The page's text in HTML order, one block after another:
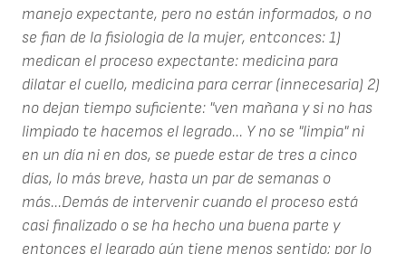
manejo expectante, pero no están informados, o no
se fian de la fisiologia de la mujer, entconces: 1)
medican el proceso expectante: medicina para
dilatar el cuello, medicina para cerrar (innecesaria) 2)
no dejan tiempo suficiente: "ven mañana y si no has
limpiado te hacemos el legrado... Y no se "limpia" ni
en un día ni en dos, se puede estar de tres a cinco
días, lo más breve, hasta un par de semanas o
más...Demás de intervenir cuando el proceso está
casi finalizado o se ha hecho una buena parte y
entonces el legrado aún tiene menos sentido; por lo